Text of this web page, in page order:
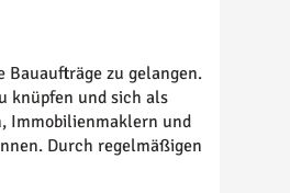
Bauaufträge zu gelangen.
knüpfen und sich als
Immobilienmaklern und
Durch regelmäßigen